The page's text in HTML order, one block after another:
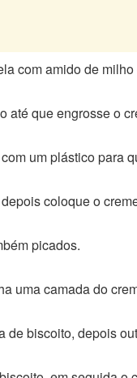
com amido de
até que engrosse o
um plástico para
coloque o
picados.
uma camada do
de biscoito, depois